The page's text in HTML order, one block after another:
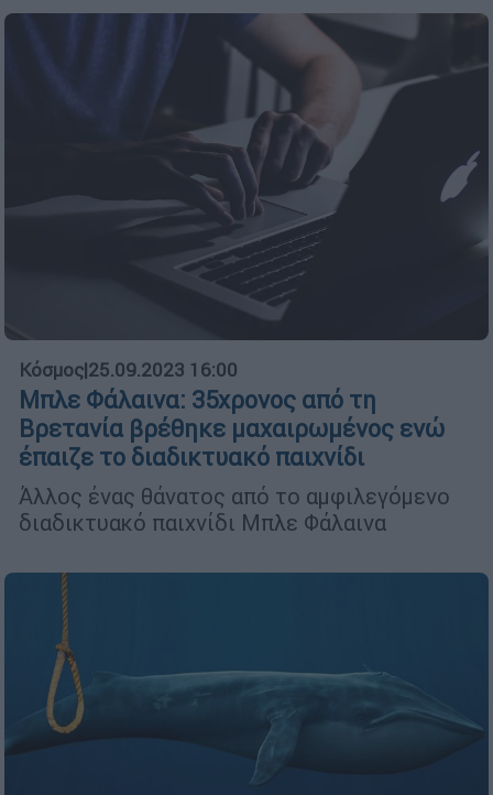
Κόσμος|25.09.2023 16:00
Μπλε Φάλαινα: 35χρονος από τη
Βρετανία βρέθηκε μαχαιρωμένος ενώ
έπαιζε το διαδικτυακό παιχνίδι
Άλλος ένας θάνατος από το αμφιλεγόμενο
διαδικτυακό παιχνίδι Μπλε Φάλαινα